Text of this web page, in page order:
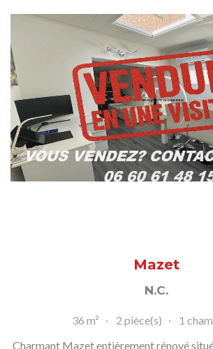
Mazet
N.C.
36 m² 2 pièce(s)
1
Charmant Mazet entièrement rénové